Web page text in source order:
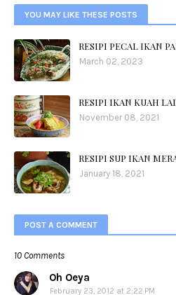
YOU MAY LIKE THESE POSTS
RESIPI PECAL IKAN
March 02, 2023
RESIPI IKAN KUAH
November 08, 2021
RESIPI SUP IKAN
January 18, 2021
POST A COMMENT
10 Comments
Oh Oeya
February 23, 2012 at 2:22 PM